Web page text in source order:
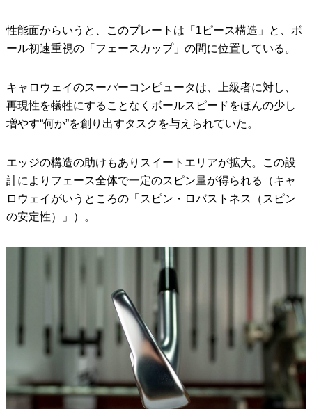
性能面からいうと、このプレートは「1ピース構造」と、ボ
ール初速重視の「フェースカップ」の間に位置している。
キャロウェイのスーパーコンピュータは、上級者に対し、
再現性を犠牲にすることなくボールスピードをほんの少し
増やす“何か”を創り出すタスクを与えられていた。
エッジの構造の助けもありスイートエリアが拡大。この設
計によりフェース全体で一定のスピン量が得られる（キャ
ロウェイがいうところの「スピン・ロバストネス（スピン
の安定性）」）。